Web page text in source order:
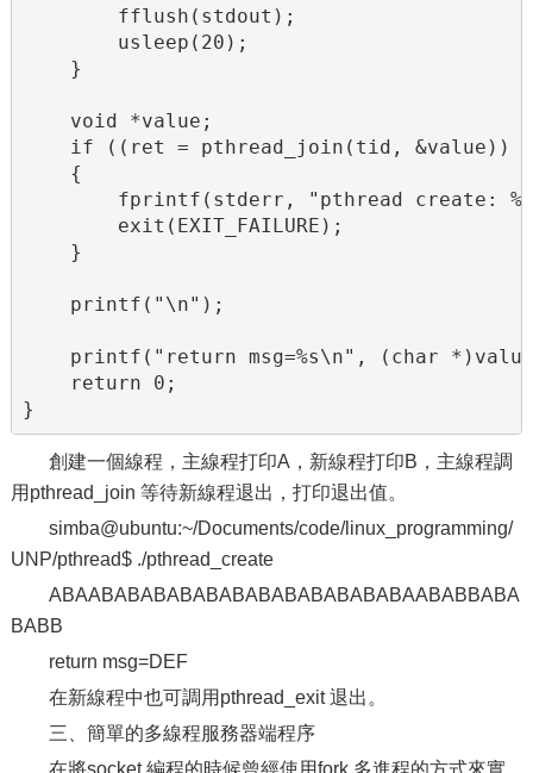
        fflush(stdout);
        usleep(20);
    }
    void *value;
if ((ret = pthread_join(tid, &value))
    {
fprintf(stderr, "pthread create:
        exit(EXIT_FAILURE);
    }
    printf("\n");
printf("return msg=%s\n", (char
    return 0;
}
創建一個線程，主線程打印A，新線程打印B，主線程調
用pthread_join 等待新線程退出，打印退出值。
simba@ubuntu:~/Documents/code/linux_programming/
UNP/pthread$ ./pthread_create
ABAABABABABABABABABABABABABAABABBABA
BABB
return msg=DEF
在新線程中也可調用pthread_exit 退出。
三、簡單的多線程服務器端程序
在將socket 編程的時候曾經使用fork 多進程的方式來實